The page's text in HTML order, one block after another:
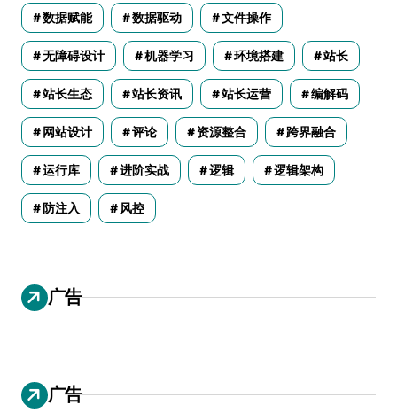
数据赋能 数据驱动 文件操作
无障碍设计 机器学习 环境搭建 站长
站长生态 站长资讯 站长运营 编解码
网站设计 评论 资源整合 跨界融合
运行库 进阶实战 逻辑 逻辑架构
防注入 风控
广告
广告